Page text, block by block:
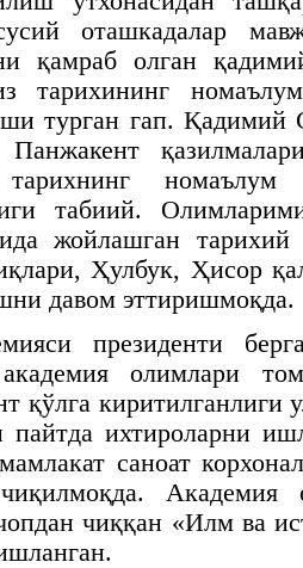
оташкадалар
қамраб олган
тарихининг
турган гап. Қадимий
номаълум
табиий.
жойлашган
Ҳулбук, Ҳисор
давом эттиришмоқда.
президенти
олимлари
қўлга киритилганлиги
пайтда ихтироларни
саноат
Академия
чиққан «Илм ва